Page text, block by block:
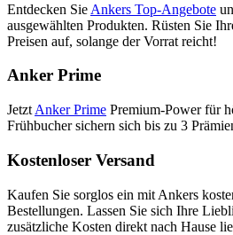
Entdecken Sie Ankers Top-Angebote
ausgewählten Produkten. Rüsten Sie
Preisen auf, solange der Vorrat reicht!
Anker Prime
Jetzt Anker Prime Premium-Power für
Frühbucher sichern sich bis zu 3
Kostenloser Versand
Kaufen Sie sorglos ein mit Ankers
Bestellungen. Lassen Sie sich Ihre
zusätzliche Kosten direkt nach Hause